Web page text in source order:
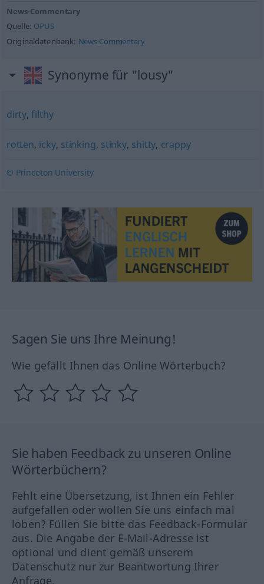
News-Commentary
Quelle: OPUS
Originaldatenbank: News Commentary
Synonyme für "lousy"
dirty,filthy
rotten, icky, stinking, stinky, shitty, crappy
© Princeton University
Sagen Sie uns Ihre Meinung!
Wie gefällt Ihnen das Online Wörterbuch?
Sie haben Feedback zu unseren Online
Wörterbüchern?
Fehlt eine Übersetzung, ist Ihnen ein Fehler
aufgefallen oder wollen Sie uns einfach mal
loben? Füllen Sie bitte das Feedback-Formular
aus. Die Angabe der E-Mail-Adresse ist
optional und dient gemäß unserem
Datenschutz nur zur Beantwortung Ihrer
Anfrage.